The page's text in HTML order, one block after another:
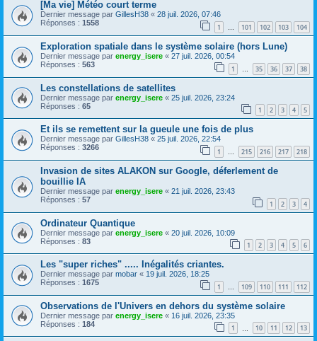
[Ma vie] Météo court terme
Dernier message par GillesH38 « 28 juil. 2026, 07:46
Réponses : 1558 1 … 101 102 103 104
Exploration spatiale dans le système solaire (hors Lune)
Dernier message par energy_isere « 27 juil. 2026, 00:54
Réponses : 563 1 … 35 36 37 38
Les constellations de satellites
Dernier message par energy_isere « 25 juil. 2026, 23:24
Réponses : 65 1 2 3 4 5
Et ils se remettent sur la gueule une fois de plus
Dernier message par GillesH38 « 25 juil. 2026, 22:54
Réponses : 3266 1 … 215 216 217 218
Invasion de sites ALAKON sur Google, déferlement de
bouillie IA
Dernier message par energy_isere « 21 juil. 2026, 23:43
Réponses : 57 1 2 3 4
Ordinateur Quantique
Dernier message par energy_isere « 20 juil. 2026, 10:09
Réponses : 83 1 2 3 4 5 6
Les "super riches" ..... Inégalités criantes.
Dernier message par mobar « 19 juil. 2026, 18:25
Réponses : 1675 1 … 109 110 111 112
Observations de l'Univers en dehors du système solaire
Dernier message par energy_isere « 16 juil. 2026, 23:35
Réponses : 184 1 10 11 12 13